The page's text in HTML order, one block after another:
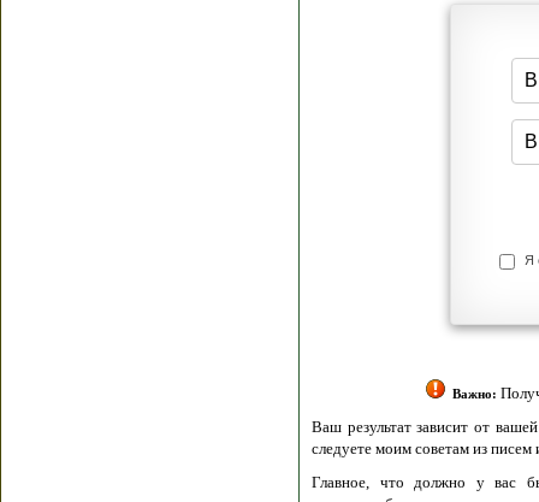
Я
Важно:Получение
Ваш результат зависит от вашей
следуете моим советам из писем и книг.
Главное, что должно у вас быть -